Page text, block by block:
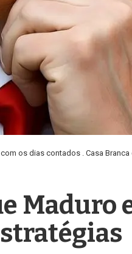
os dias contados . Casa
Maduro